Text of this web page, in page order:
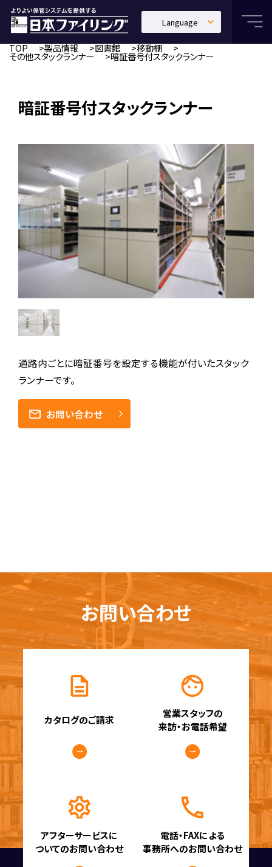
Language
日本語
TOP 製品情報 図書館 移動棚
その他スタックランナー 暗証番号付スタックランナー
暗証番号付スタックランナー
通路内ごとに暗証番号を設定する機能が付いたスタック
ランナーです。
お問い合わせ
お問い合わせ
カタログのご請求
営業スタッフの
来訪・お電話希望
アフターサービスに
ついてのお問い合わせ
電話・FAXによる
事務所へのお問い合わせ